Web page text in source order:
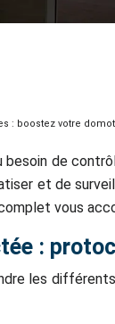
: boostez votre
de
et de
vous
:
les